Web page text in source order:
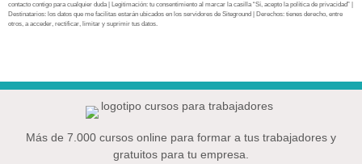
contacto contigo para cualquier duda | Legitimación: tu consentimiento al marcar la casilla “Sí, acepto la política de privacidad” |
Destinatarios: los datos que me facilitas estarán ubicados en los servidores de Siteground | Derechos: tienes derecho, entre
otros, a acceder, rectificar, limitar y suprimir tus datos.
Más de 7.000 cursos online para formar a tus trabajadores y
gratuitos para tu empresa.